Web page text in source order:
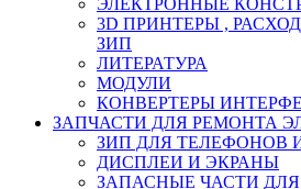
3D ПРИНТЕРЫ ,
ЗИП
ЛИТЕРАТУРА
МОДУЛИ
КОНВЕРТЕРЫ
ЗАПЧАСТИ ДЛЯ РЕМОНТА
ЗИП ДЛЯ ТЕЛЕФОНОВ
ДИСПЛЕИ И ЭКРАНЫ
ЗАПАСНЫЕ ЧАСТИ